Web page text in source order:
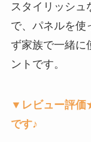
スタイリッシュ
で、パネルを使
ず家族で一緒に
ントです。
▼レビュー評価
です♪